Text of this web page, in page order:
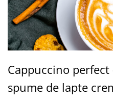
Cafea Guatemala
Cafea Costa Rica
Cafea Rwanda
Cafea Decofeinizata
Capsule de Cafea
Cafea macinata
Cappuccino
spume de lapte